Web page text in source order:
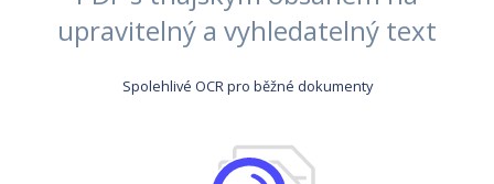
upravitelný a vyhledatelný text
Spolehlivé OCR pro běžné dokumenty